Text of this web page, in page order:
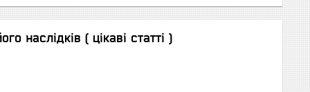
наслідків ( цікаві статті )